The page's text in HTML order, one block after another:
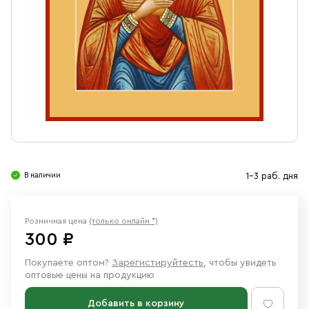
Ювелирные изделия
В наличии 1-3 раб. дня
Розничная цена (только онлайн *)
300 ₽
Покупаете оптом? Зарегистируйтесть, чтобы увидеть
оптовые цены на продукцию
Добавить в корзину